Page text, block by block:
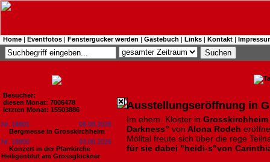
Home | Eventfotos | Fenstergucker werden | Gästebuch | Links | Kontakt |
Besucher:
diesen Monat: 7006478
letzten Monat: 15503886
Nr. 18801
06.08.2026
Bergmesse in Grosskirchheim
Nr. 18800
03.08.2026
Konzert in der Pfarrkirche
Heiligenblut am Grossglockner
Ausstellungseröffnung in
Im ehem. Kloster in Grosskirchheim
Darkness" von Alona Rodeh
Mölltal freute sich über die rege
für sie dabei "heidi-s"von